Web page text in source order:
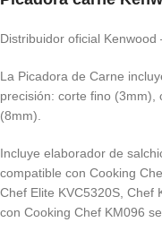
Distribuidor oficial
La Picadora de Carne
precisión: corte fino (3mm),
(8mm).
Incluye elaborador de
compatible con Cooking
Chef Elite KVC5320S, Chef
con Cooking Chef KM096